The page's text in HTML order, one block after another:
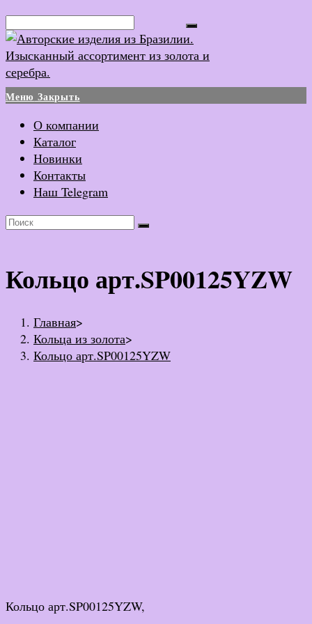
Перейти
к
содержимому
Меню Закрыть
О компании
Каталог
Новинки
Контакты
Наш Telegram
Кольцо арт.SP00125YZW
Главная>
Кольца из золота>
Кольцо арт.SP00125YZW
Кольцо арт.SP00125YZW,